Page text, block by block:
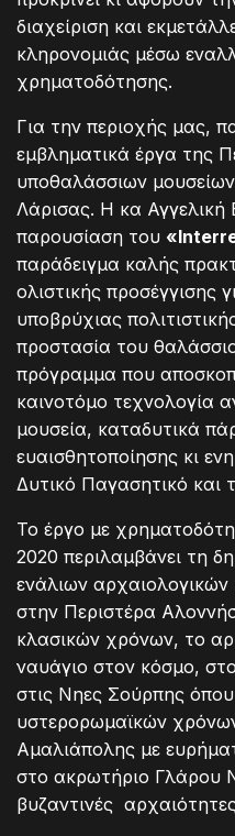
διαχείριση και
κληρονομιάς μέσω
χρηματοδότησης.
Για την περιοχής μας,
εμβληματικά έργα της
υποθαλάσσιων
Λάρισας. Η κα Αγγελική
παρουσίαση του «
παράδειγμα καλής
ολιστικής προσέγγισης
υποβρύχιας
προστασία του
πρόγραμμα που
καινοτόμο τεχνολογία
μουσεία, καταδυτικά
ευαισθητοποίησης κι
Δυτικό Παγασητικό και
Το έργο με
2020 περιλαμβάνει τη
ενάλιων
στην Περιστέρα
κλασικών χρόνων, το
ναυάγιο στον κόσμο,
στις Νηες Σούρπης όπου
υστερορωμαϊκών
Αμαλιάπολης με
στο ακρωτήριο Γλάρου
βυζαντινές